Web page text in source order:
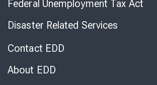
Federal Unemployment Tax Act
Disaster Related Services
Contact EDD
About EDD